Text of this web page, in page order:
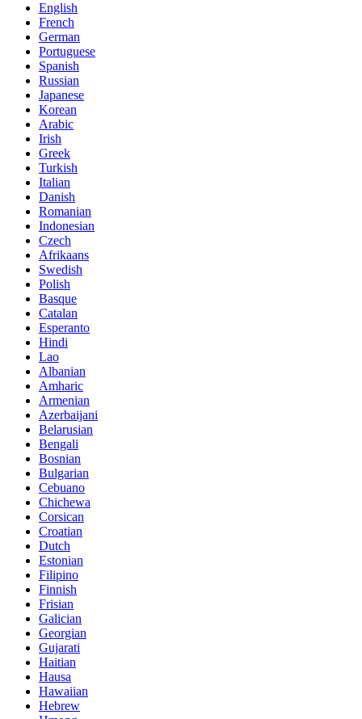
English
French
German
Portuguese
Spanish
Russian
Japanese
Korean
Arabic
Irish
Greek
Turkish
Italian
Danish
Romanian
Indonesian
Czech
Afrikaans
Swedish
Polish
Basque
Catalan
Esperanto
Hindi
Lao
Albanian
Amharic
Armenian
Azerbaijani
Belarusian
Bengali
Bosnian
Bulgarian
Cebuano
Chichewa
Corsican
Croatian
Dutch
Estonian
Filipino
Finnish
Frisian
Galician
Georgian
Gujarati
Haitian
Hausa
Hawaiian
Hebrew